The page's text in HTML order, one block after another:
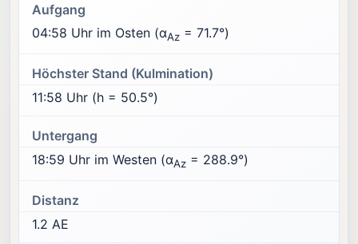
Aufgang
04:58 Uhr im Osten (αAz = 71.7°)
Höchster Stand (Kulmination)
11:58 Uhr (h = 50.5°)
Untergang
18:59 Uhr im Westen (αAz = 288.9°)
Distanz
1.2 AE